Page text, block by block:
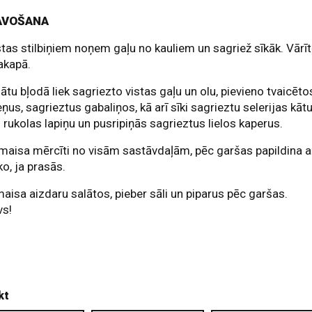
stilbiņiem noņem gaļu no kauliem un sagriež sīkāk.
bļodā liek sagriezto vistas gaļu un olu, pievieno
sagrieztus gabaliņos, kā arī sīki sagrieztu selerijas
rukolas lapiņu un pusripiņās sagrieztus lielos kaperus.
mērcīti no visām sastāvdaļām, pēc garšas papildina
ja prasās.
aizdaru salātos, pieber sāli un piparus pēc garšas.